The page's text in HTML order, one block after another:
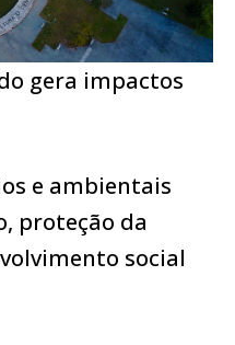
gera impactos
e ambientais
proteção da
social